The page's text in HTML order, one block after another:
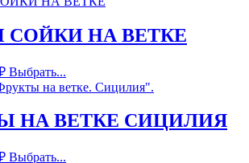
НА ВЕТКЕ
Выбрать...
НА ВЕТКЕ СИЦИЛИЯ
Выбрать...